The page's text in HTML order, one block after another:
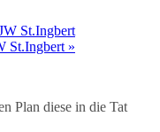
St.Ingbert
St.Ingbert »
Plan diese in die Tat